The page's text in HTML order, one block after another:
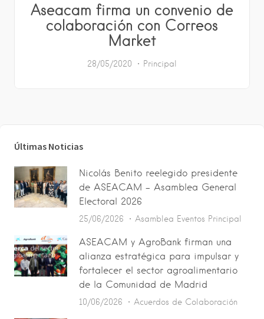
Aseacam firma un convenio de
colaboración con Correos
Market
28/05/2020 Principal
Últimas Noticias
Nicolás Benito reelegido presidente
de ASEACAM – Asamblea General
Electoral 2026
25/06/2026 Asamblea Eventos Principal
ASEACAM y AgroBank firman una
alianza estratégica para impulsar y
fortalecer el sector agroalimentario
de la Comunidad de Madrid
10/06/2026 Acuerdos de Colaboración